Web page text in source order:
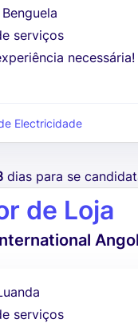
serviços
necessária!
Electricidade
dias para se
de Loja
serviços